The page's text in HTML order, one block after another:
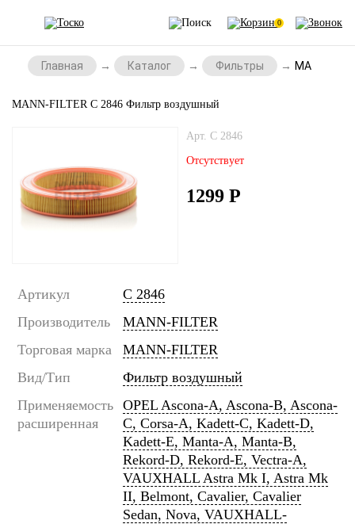
0
Главная Каталог Фильтры MANN-
MANN-FILTER C 2846 Фильтр воздушный
Арт. C 2846
Отсутствует
1299 Р
Артикул
C 2846
Производитель
MANN-FILTER
Торговая марка
MANN-FILTER
Вид/Тип
Фильтр воздушный
Применяемость
расширенная
OPEL Ascona-A, Ascona-B, Ascona-
C, Corsa-A, Kadett-C, Kadett-D,
Kadett-E, Manta-A, Manta-B,
Rekord-D, Rekord-E, Vectra-A,
VAUXHALL Astra Mk I, Astra Mk
II, Belmont, Cavalier, Cavalier
Sedan, Nova, VAUXHALL-